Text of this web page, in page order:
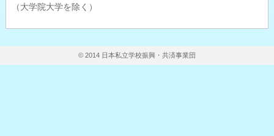
（大学院大学を除く）
© 2014 日本私立学校振興・共済事業団